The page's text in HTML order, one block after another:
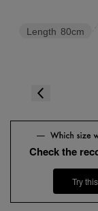
Length 80cm
Check the
Try